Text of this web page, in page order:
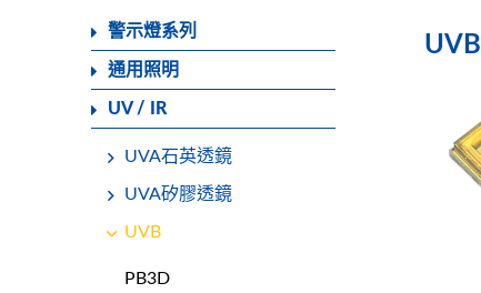
警示燈系列
通用照明
UV / IR
UVA石英透鏡
UVA矽膠透鏡
UVB
PB3D
UVB